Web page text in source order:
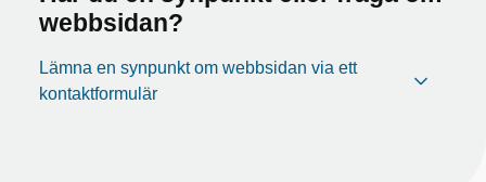
webbsidan?
Lämna en synpunkt om webbsidan via ett
kontaktformulär